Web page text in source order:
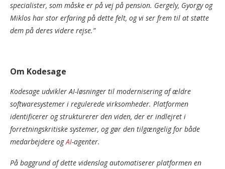
specialister, som måske er på vej på pension. Gergely, Gyorgy og
Miklos har stor erfaring på dette felt, og vi ser frem til at støtte
dem på deres videre rejse.”
Om Kodesage
Kodesage udvikler AI-løsninger til modernisering af ældre
softwaresystemer i regulerede virksomheder. Platformen
identificerer og strukturerer den viden, der er indlejret i
forretningskritiske systemer, og gør den tilgængelig for både
medarbejdere ogAI-agenter.
På baggrund af dette videnslag automatiserer platformen en